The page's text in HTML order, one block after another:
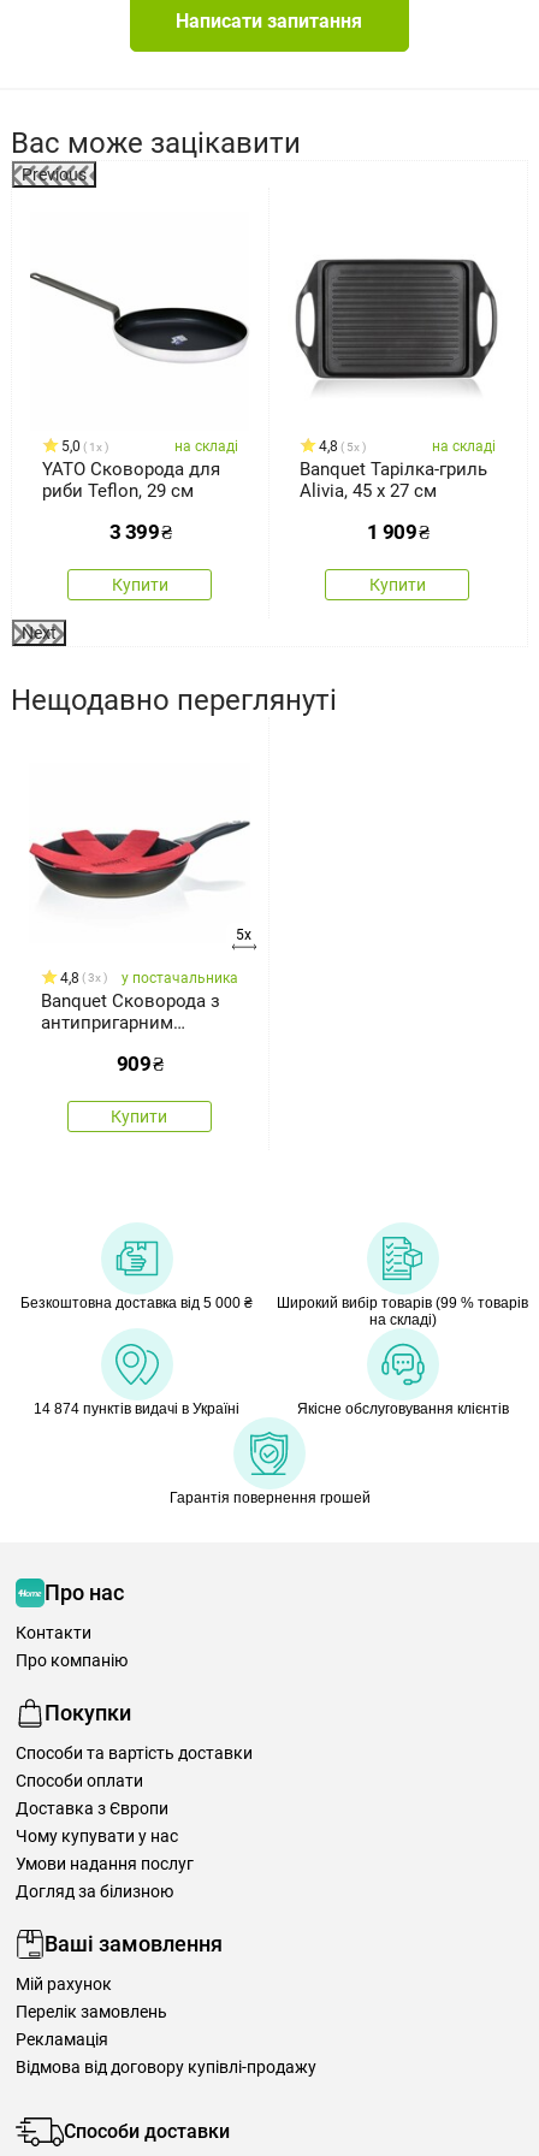
плита
посудомийна машина: так
Написати запитання
Вас може зацікавити
Previous
5,0 1x на складі
YATO Сковорода для
риби Teflon, 29 см
3 399₴
Купити
4,8 5x на складі
Banquet Тарілка-гриль
Alivia, 45 x 27 см
1 909₴
Купити
Next
Нещодавно переглянуті
5x
4,8 3x у постачальника
Banquet Сковорода з
антипригарним
909₴
Купити
Безкоштовна доставка від 5 000 ₴
Широкий вибір товарів (99 % товарів
на складі)
14 874 пунктів видачі в Україні Якісне обслуговування клієнтів
Гарантія повернення грошей
Про нас
Контакти
Про компанію
Покупки
Способи та вартість доставки
Способи оплати
Доставка з Європи
Чому купувати у нас
Умови надання послуг
Догляд за білизною
Ваші замовлення
Мій рахунок
Перелік замовлень
Рекламація
Відмова від договору купівлі-продажу
Способи доставки